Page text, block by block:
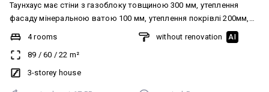
Таунхаус має стіни з газоблоку товщиною 300 мм, утеплення
фасаду мінеральною ватою 100 мм, утеплення покрівлі 200мм,
монолітне міжповерхове перекриття, бетонні сходи. Наявне
паркомісце та задній дворик площею 30м². Також є готовий
дизайн-проєкт. Опалення електричне, вхідна потужність
збільшена до 20кВт, 3 фази, лічильник день/ніч. На території
4 rooms
89 / 60 / 22 m²
3-storey house
without renovation AI